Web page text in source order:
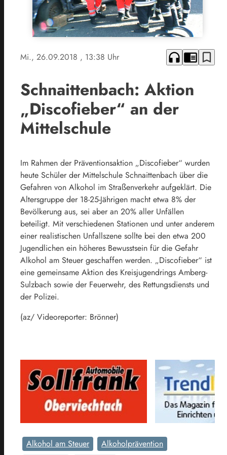
Mi., 26.09.2018 , 13:38 Uhr headphones chrome_reader_mode bookmark_border
Schnaittenbach: Aktion
„Discofieber“ an der
Mittelschule
Im Rahmen der Präventionsaktion „Discofieber“ wurden
heute Schüler der Mittelschule Schnaittenbach über die
Gefahren von Alkohol im Straßenverkehr aufgeklärt. Die
Altersgruppe der 18-25-Jährigen macht etwa 8% der
Bevölkerung aus, sei aber an 20% aller Unfällen
beteiligt. Mit verschiedenen Stationen und unter anderem
einer realistischen Unfallszene sollte bei den etwa 200
Jugendlichen ein höheres Bewusstsein für die Gefahr
Alkohol am Steuer geschaffen werden. „Discofieber“ ist
eine gemeinsame Aktion des Kreisjugendrings Amberg-
Sulzbach sowie der Feuerwehr, des Rettungsdiensts und
der Polizei.
(az/ Videoreporter: Brönner)
Alkohol am Steuer
Alkoholprävention